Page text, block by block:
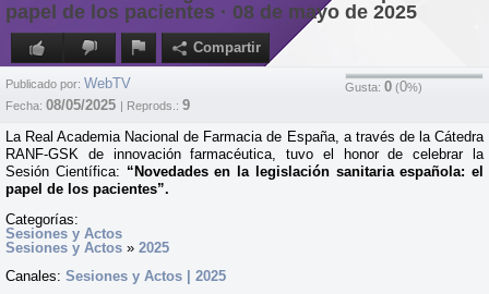
papel de los pacientes · 08 de mayo de 2025
Compartir
Gusta: 0 (0%)
Publicado por: WebTV
Fecha: 08/05/2025 | Reprods.: 9
La Real Academia Nacional de Farmacia de España, a través de la Cátedra
RANF-GSK de innovación farmacéutica, tuvo el honor de celebrar la
Sesión Científica: “Novedades en la legislación sanitaria española: el
papel de los pacientes”.
Categorías:
Sesiones y Actos
Sesiones y Actos » 2025
Canales: Sesiones y Actos | 2025